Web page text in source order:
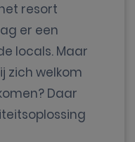
resort
er een
locals. Maar
zich welkom
Daar